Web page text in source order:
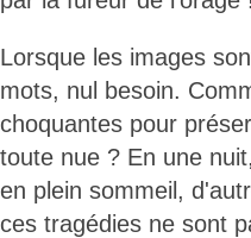
Lorsque les images
mots, nul besoin.
choquantes pour
toute nue ? En une
en plein sommeil,
ces tragédies ne sont